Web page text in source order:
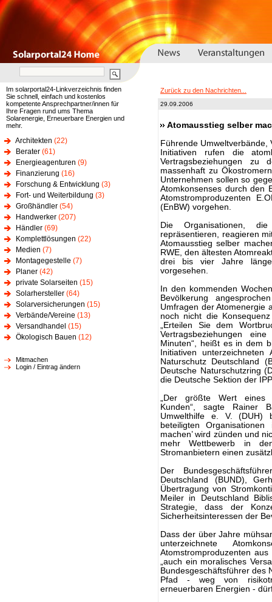
Im solarportal24-Linkverzeichnis finden
Sie schnell, einfach und kostenlos
kompetente Ansprechpartner/innen für
Ihre Fragen rund ums Thema
Solarenergie, Erneuerbare Energien und
mehr.
Architekten (22)
Berater (61)
Energieagenturen (9)
Finanzierung (16)
Forschung & Entwicklung (3)
Fort- und Weiterbildung (3)
Großhändler (54)
Handwerker (207)
Händler (69)
Komplettlösungen (22)
Medien (7)
Montagegestelle (7)
Planer (42)
private Solarseiten (15)
Solarhersteller (64)
Solarversicherungen (15)
Verbände/Vereine (13)
Versandhandel (15)
Ökologisch Bauen (12)
Mitmachen
Login / Eintrag ändern
Zurück zu den Nachrichten...
29.09.2006
Atomausstieg selber
Führende Umweltverbände,
Initiativen rufen die
Vertragsbeziehungen zu
massenhaft zu
Unternehmen sollen so
Atomkonsenses durch den
Atomstromproduzenten
(EnBW) vorgehen.
Die Organisationen,
repräsentieren, reagieren
Atomausstieg selber
RWE, den ältesten
drei bis vier Jahre
vorgesehen.
In den kommenden
Bevölkerung
Umfragen der Atomenergie
noch nicht die
„Erteilen Sie dem
Vertragsbeziehungen
Minuten“, heißt es in dem
Initiativen
Naturschutz Deutschland
Deutsche Naturschutzring
die Deutsche Sektion der
„Der größte Wert eines
Kunden“, sagte Rainer
Umwelthilfe e. V. (DUH)
beteiligten
machen’ wird zünden und
mehr Wettbewerb in
Stromanbietern einen
Der
Deutschland (BUND),
Übertragung von
Meiler in Deutschland
Strategie, dass der
Sicherheitsinteressen der
Dass der über Jahre
unterzeichnete
Atomstromproduzenten
„auch ein moralisches
Bundesgeschäftsführer des
Pfad - weg von
erneuerbaren Energien -